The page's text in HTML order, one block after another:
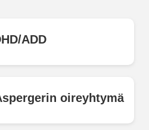
ADD
oireyhtymä